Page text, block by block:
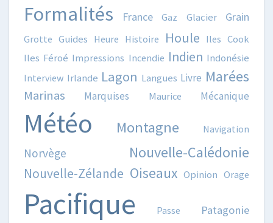
Formalités France Gaz Glacier Grain
Grotte Guides Heure Histoire Houle Iles Cook
Iles Féroé Impressions Incendie Indien Indonésie
Interview Irlande Lagon Langues Livre Marées
Marinas Marquises Maurice Mécanique
Météo Montagne Navigation
Norvège Nouvelle-Calédonie
Nouvelle-Zélande Oiseaux Opinion Orage
Pacifique Passe Patagonie